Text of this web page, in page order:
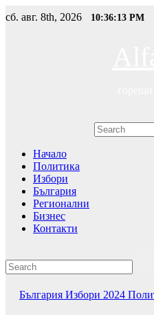
Skip
to
сб. авг. 8th, 2026 10:36:13 PM
Начало
Политика
Избори
България
Регионални
Бизнес
Контакти
България Избори 2024